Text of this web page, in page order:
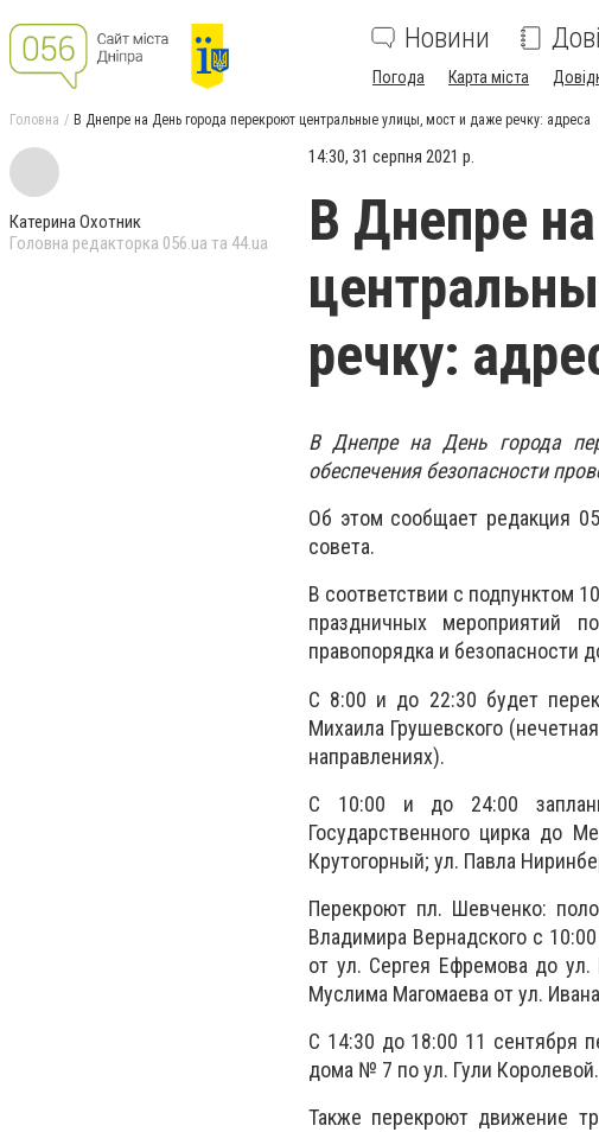
Новини
Погода Карта міста
Головна В Днепре на День города перекроют центральные улицы, мост и даже речку: адреса
Катерина Охотник
Головна редакторка 056.ua та 44.ua
14:30, 31 серпня 2021 р.
В Днепре
речку:
В Днепре на День города
обеспечения безопасности
Об этом сообщает редакция
совета.
В соответствии с подпунктом
праздничных мероприятий
правопорядка и безопасности
С 8:00 и до 22:30 будет
Михаила Грушевского
направлениях).
С 10:00 и до 24:00
Государственного цирка до
Крутогорный; ул. Павла
Перекроют пл. Шевченко:
Владимира Вернадского с
от ул. Сергея Ефремова до
Муслима Магомаева от ул.
С 14:30 до 18:00 11 сентября
дома № 7 по ул. Гули Королевой.
Также перекроют движение